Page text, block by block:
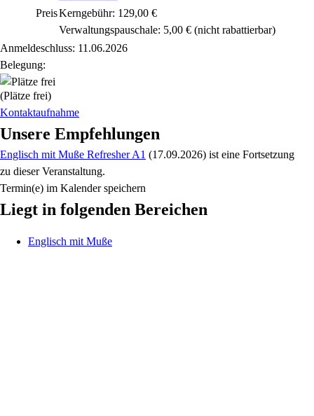
PreisKerngebühr: 129,00 €
Verwaltungspauschale: 5,00 € (nicht rabattierbar)
Anmeldeschluss: 11.06.2026
Belegung:
(Plätze frei)
Kontaktaufnahme
Unsere Empfehlungen
Englisch mit Muße Refresher A1 (17.09.2026) ist eine Fortsetzung
zu dieser Veranstaltung.
Termin(e) im Kalender speichern
Liegt in folgenden Bereichen
Englisch mit Muße